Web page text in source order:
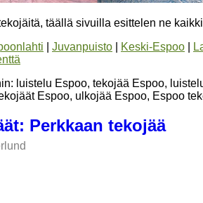
täällä sivuilla esittelen ne
Juvanpuisto Keski-Espoo
luistelu Espoo, tekojää Espoo,
Espoo, ulkojää Espoo, Espoo
Perkkaan tekojää